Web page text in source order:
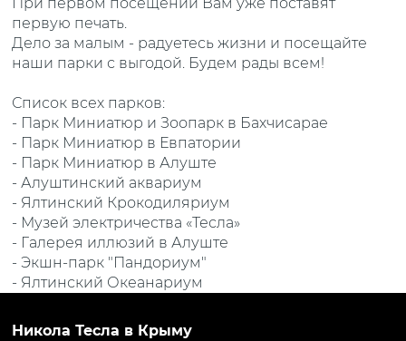
первую печать.
Дело за малым - радуетесь жизни и посещайте
наши парки с выгодой. Будем рады всем!
Список всех парков:
- Парк Миниатюр и Зоопарк в Бахчисарае
- Парк Миниатюр в Евпатории
- Парк Миниатюр в Алуште
- Алуштинский аквариум
- Ялтинский Крокодиляриум
- Музей электричества «Тесла»
- Галерея иллюзий в Алуште
- Экшн-парк "Пандориум"
- Ялтинский Океанариум
Никола Тесла в Крыму